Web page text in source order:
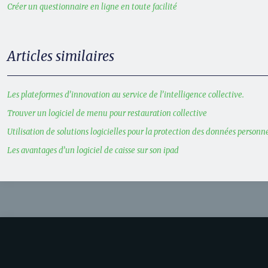
Créer un questionnaire en ligne en toute facilité
Articles similaires
Les plateformes d’innovation au service de l’intelligence collective.
Trouver un logiciel de menu pour restauration collective
Utilisation de solutions logicielles pour la protection des données
Les avantages d’un logiciel de caisse sur son ipad